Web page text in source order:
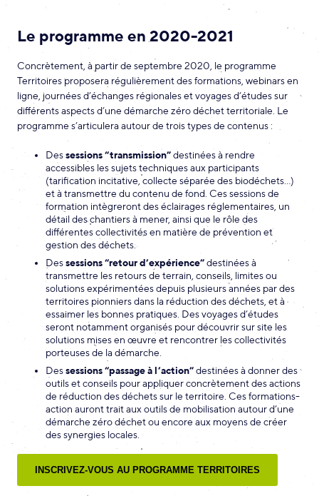
Le programme en 2020-2021
Concrètement, à partir de septembre 2020, le programme
Territoires proposera régulièrement des formations, webinars en
ligne, journées d’échanges régionales et voyages d’études sur
différents aspects d’une démarche zéro déchet territoriale. Le
programme s’articulera autour de trois types de contenus :
Dessessions “transmission”destinées à rendre
accessibles les sujets techniques aux participants
(tarification incitative, collecte séparée des biodéchets…)
et à transmettre du contenu de fond. Ces sessions de
formation intègreront des éclairages réglementaires, un
détail des chantiers à mener, ainsi que le rôle des
différentes collectivités en matière de prévention et
gestion des déchets.
Dessessions “retour d’expérience”destinées à
transmettre les retours de terrain, conseils, limites ou
solutions expérimentées depuis plusieurs années par des
territoires pionniers dans la réduction des déchets, et à
essaimer les bonnes pratiques. Des voyages d’études
seront notamment organisés pour découvrir sur site les
solutions mises en œuvre et rencontrer les collectivités
porteuses de la démarche.
Dessessions “passage à l’action”destinées à donner des
outils et conseils pour appliquer concrètement des actions
de réduction des déchets sur le territoire. Ces formations-
action auront trait aux outils de mobilisation autour d’une
démarche zéro déchet ou encore aux moyens de créer
des synergies locales.
INSCRIVEZ-VOUS AU PROGRAMME TERRITOIRES